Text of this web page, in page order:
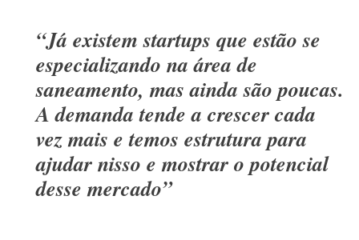
“Já existem startups que estão se
especializando na área de
saneamento, mas ainda são poucas.
A demanda tende a crescer cada
vez mais e temos estrutura para
ajudar nisso e mostrar o potencial
desse mercado”